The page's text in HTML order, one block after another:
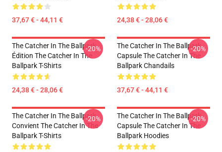
37,67 € - 44,11 € 24,38 € - 28,06 €
The Catcher In The Ballpark
Édition The Catcher In The
Ballpark T-Shirts
24,38 € - 28,06 €
-20%
The Catcher In The Ballpark
Capsule The Catcher In The
Ballpark Chandails
37,67 € - 44,11 €
-20%
The Catcher In The Ballpark
Convient The Catcher In The
Ballpark T-Shirts
-20%
The Catcher In The Ballpark
Capsule The Catcher In The
Ballpark Hoodies
-20%